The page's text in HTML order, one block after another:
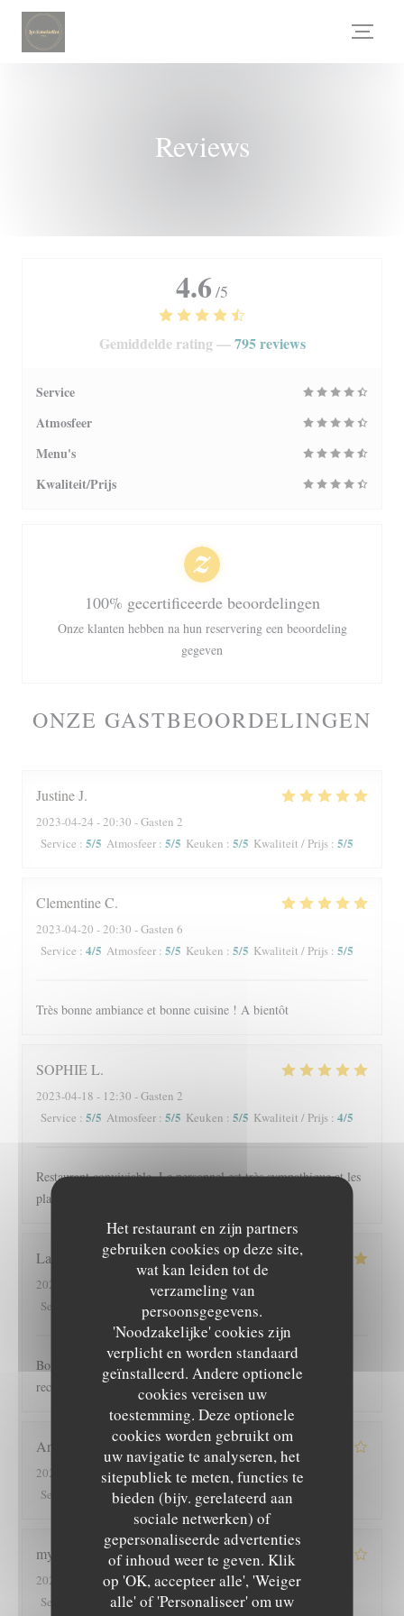
Cookies beheer paneel
Het restaurant en zijn partners
gebruiken cookies op deze site,
wat kan leiden tot de
verzameling van
persoonsgegevens.
'Noodzakelijke' cookies zijn
verplicht en worden standaard
geïnstalleerd. Andere optionele
cookies vereisen uw
toestemming. Deze optionele
cookies worden gebruikt om
uw navigatie te analyseren, het
sitepubliek te meten, functies te
bieden (bijv. gerelateerd aan
sociale netwerken) of
gepersonaliseerde advertenties
of inhoud weer te geven. Klik
op 'OK, accepteer alle', 'Weiger
alle' of 'Personaliseer' om uw
Reviews
ONZE GASTBEOORDELINGEN
JustineJ
2023-04-24 - 20:30 - Gasten 2
Service : 5/5 Atmosfeer : 5/5 Keuken : 5/5 Kwaliteit / Prijs : 5/5
ClementineC
2023-04-20 - 20:30 - Gasten 6
Service : 4/5 Atmosfeer : 5/5 Keuken : 5/5 Kwaliteit / Prijs : 5/5
Très bonne ambiance et bonne cuisine ! A bientôt
SOPHIEL
2023-04-18 - 12:30 - Gasten 2
Service : 5/5 Atmosfeer : 5/5 Keuken : 5/5 Kwaliteit / Prijs : 4/5
Restaurant conviviable. Le personnel est très sympathique et les
plats excellents.
Laure
2023-04-19
Service
Atmosfeer:5/5 Keuken : 5/5 Kwaliteit / Prijs
Bonne ambiance personnel sympathique repas super bon je
recommande
Anne-Gaëlle S
2023-04-19
- 12:30 - Gasten 3
Service
Atmosfeer :4/5 Keuken:4/5 Kwaliteit / Prijs
myriam
2023-04-17
- 20:15 - Gasten 2
Service
Atmosfeer :4/5 Keuken:5/5 Kwaliteit / Prijs
4.6 /5
Gemiddelde rating —795 reviews
Service
Atmosfeer
Menu's
Kwaliteit/Prijs
100% gecertificeerde beoordelingen
Onze klanten hebben na hun reservering een beoordeling
gegeven